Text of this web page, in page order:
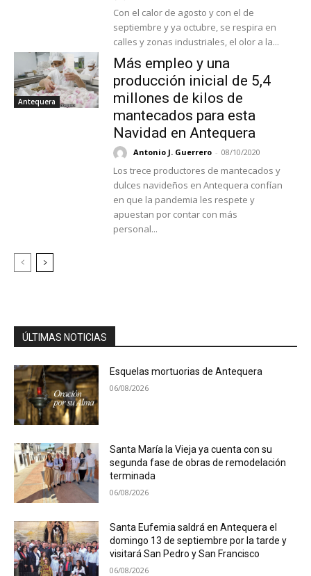
Con el calor de agosto y con el de
septiembre y ya octubre, se respira en
calles y zonas industriales, el olor a la...
Antequera
Más empleo y una
producción inicial de 5,4
millones de kilos de
mantecados para esta
Navidad en Antequera
Antonio J. Guerrero - 08/10/2020
Los trece productores de mantecados y
dulces navideños en Antequera confían
en que la pandemia les respete y
apuestan por contar con más
personal...
ÚLTIMAS NOTICIAS
Esquelas mortuorias de Antequera
06/08/2026
Santa María la Vieja ya cuenta con su
segunda fase de obras de remodelación
terminada
06/08/2026
Santa Eufemia saldrá en Antequera el
domingo 13 de septiembre por la tarde y
visitará San Pedro y San Francisco
06/08/2026